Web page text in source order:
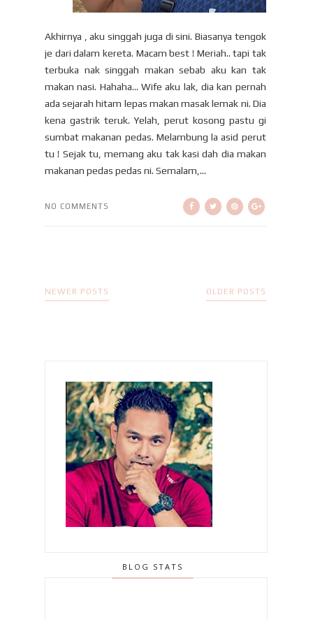
Akhirnya , aku singgah juga di sini. Biasanya tengok
je dari dalam kereta. Macam best ! Meriah.. tapi tak
terbuka nak singgah makan sebab aku kan tak
makan nasi. Hahaha... Wife aku lak, dia kan pernah
ada sejarah hitam lepas makan masak lemak ni. Dia
kena gastrik teruk. Yelah, perut kosong pastu gi
sumbat makanan pedas. Melambung la asid perut
tu ! Sejak tu, memang aku tak kasi dah dia makan
makanan pedas pedas ni. Semalam,...
NO COMMENTS
NEWER POSTS OLDER POSTS
BLOG STATS